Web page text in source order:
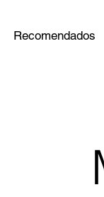
Recomendados